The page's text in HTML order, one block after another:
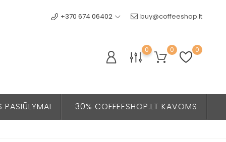
+370 674 06402 buy@coffeeshop.lt
0 0 0
PASIŪLYMAI -30% COFFEESHOP.LT KAVOMS